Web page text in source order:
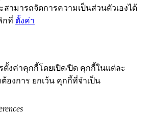
สามารถจัดการความเป็นส่วนตัวเองได้
กที่ ตั้งค่า
งค่าคุกกี้โดยเปิด/ปิด คุกกี้ในแต่ละ
องการ ยกเว้น คุกกี้ที่จำเป็น